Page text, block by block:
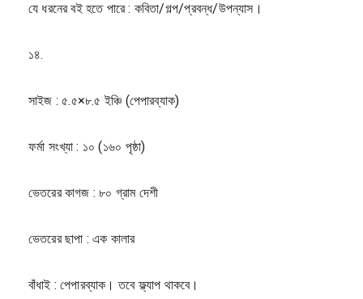
যে ধরনের বই হতে পারে : কবিতা/গল্প/প্রবন্ধ/উপন্যাস।
১৪.
সাইজ : ৫.৫×৮.৫ ইঞ্চি (পেপারব্যাক)
ফর্মা সংখ্যা : ১০ (১৬০ পৃষ্ঠা)
ভেতরের কাগজ : ৮০ গ্রাম দেশী
ভেতরের ছাপা : এক কালার
বাঁধাই : পেপারব্যাক। তবে ফ্ল্যাপ থাকবে।